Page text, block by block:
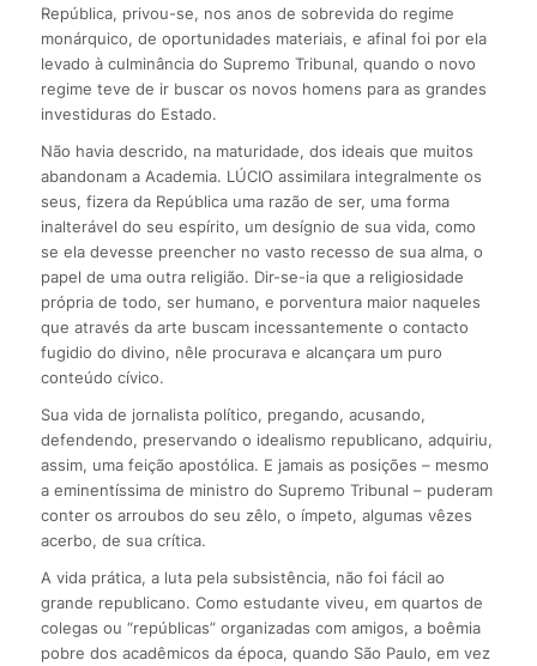
República, privou-se, nos anos de sobrevida do regime
monárquico, de oportunidades materiais, e afinal foi por ela
levado à culminância do Supremo Tribunal, quando o novo
regime teve de ir buscar os novos homens para as grandes
investiduras do Estado.
Não havia descrido, na maturidade, dos ideais que muitos
abandonam a Academia. LÚCIO assimilara integralmente os
seus, fizera da República uma razão de ser, uma forma
inalterável do seu espírito, um desígnio de sua vida, como
se ela devesse preencher no vasto recesso de sua alma, o
papel de uma outra religião. Dir-se-ia que a religiosidade
própria de todo, ser humano, e porventura maior naqueles
que através da arte buscam incessantemente o contacto
fugidio do divino, nêle procurava e alcançara um puro
conteúdo cívico.
Sua vida de jornalista político, pregando, acusando,
defendendo, preservando o idealismo republicano, adquiriu,
assim, uma feição apostólica. E jamais as posições – mesmo
a eminentíssima de ministro do Supremo Tribunal – puderam
conter os arroubos do seu zêlo, o ímpeto, algumas vêzes
acerbo, de sua crítica.
A vida prática, a luta pela subsistência, não foi fácil ao
grande republicano. Como estudante viveu, em quartos de
colegas ou “repúblicas” organizadas com amigos, a boêmia
pobre dos acadêmicos da época, quando São Paulo, em vez